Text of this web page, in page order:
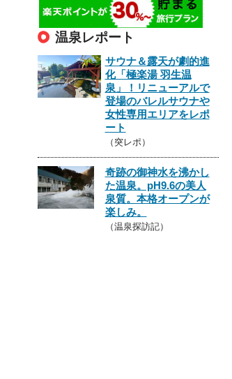
温泉レポート
サウナ＆露天が劇的進
化「極楽湯 羽生温
泉」！リニューアルで
登場のバレルサウナや
女性専用エリアをレポ
ート
（突レポ）
奇跡の御神水を沸かし
た温泉。pH9.6の美人
泉質。本格オープンが
楽しみ。
（温泉探訪記）